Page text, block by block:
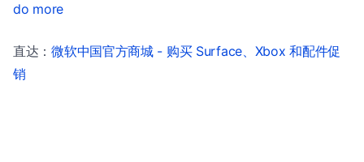
do more
直达：微软中国官方商城 - 购买 Surface、Xbox 和配件促
销